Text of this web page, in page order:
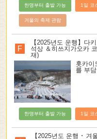
한명부터 출발 가능 1일 코
겨울의 축제 관람
F
【2025년도 운행】다
석상 ＆히쓰지가오카
재)
홋카이
를 부
한명부터 출발 가능 1일 코
【2025년도 운행 ･